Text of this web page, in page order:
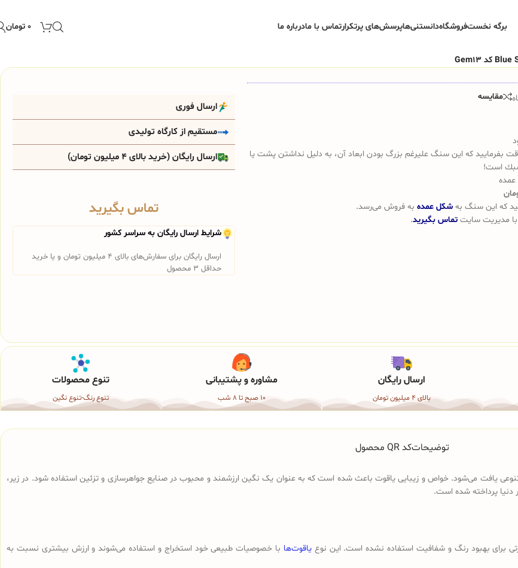
برگه نخستفروشگاهدانستنی‌هاپرسش‌های پرتکرارتماس با مادرباره ما ۰ تومان
مقایسه
بفرماييد كه اين سنگ عليرغم بزرگ بودن ابعاد آن، به دليل نداشتن پشت يا
سبك است!
که این سنگ بهشکل عمده به فروش می‌رسد.
مدیریت سایتتماس بگیرید.
ارسال فوری
مستقیم از کارگاه تولیدی
ارسال رایگان (خرید بالای 4 میلیون تومان)
تماس بگیرید
شرایط ارسال رایگان به سراسر کشور
ارسال رایگان برای سفارش‌های بالای 4 میلیون تومان و یا خرید
حداقل 3 محصول
ارسال رایگان
بالای 4 میلیون تومان
مشاوره و پشتیبانی
10 صبح تا 8 شب
تنوع محصولات
تنوع رنگ-تنوع نگین
توضیحاتکد QR محصول
یافت می‌شود. خواص و زیبایی یاقوت باعث شده است که به عنوان یک نگین ارزشمند و محبوب در صنایع جواهرسازی و تزئین استفاده شود. در زیر،
دنیا پرداخته شده است.
برای بهبود رنگ و شفافیت استفاده نشده است. این نوعیاقوت‌ها با خصوصیات طبیعی خود استخراج و استفاده می‌شوند و ارزش بیشتری نسبت به